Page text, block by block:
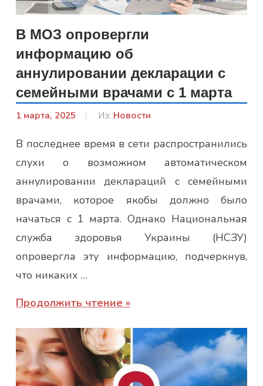
В МОЗ опровергли
информацию об
аннулировании декларации с
семейными врачами с 1 марта
1 марта, 2025
От:
Из: Новости
В последнее время в сети распространились
слухи о возможном автоматическом
аннулировании деклараций с семейными
врачами, которое якобы должно было
начаться с 1 марта. Однако Национальная
служба здоровья Украины (НСЗУ)
опровергла эту информацию, подчеркнув,
что никаких …
Продолжить чтение